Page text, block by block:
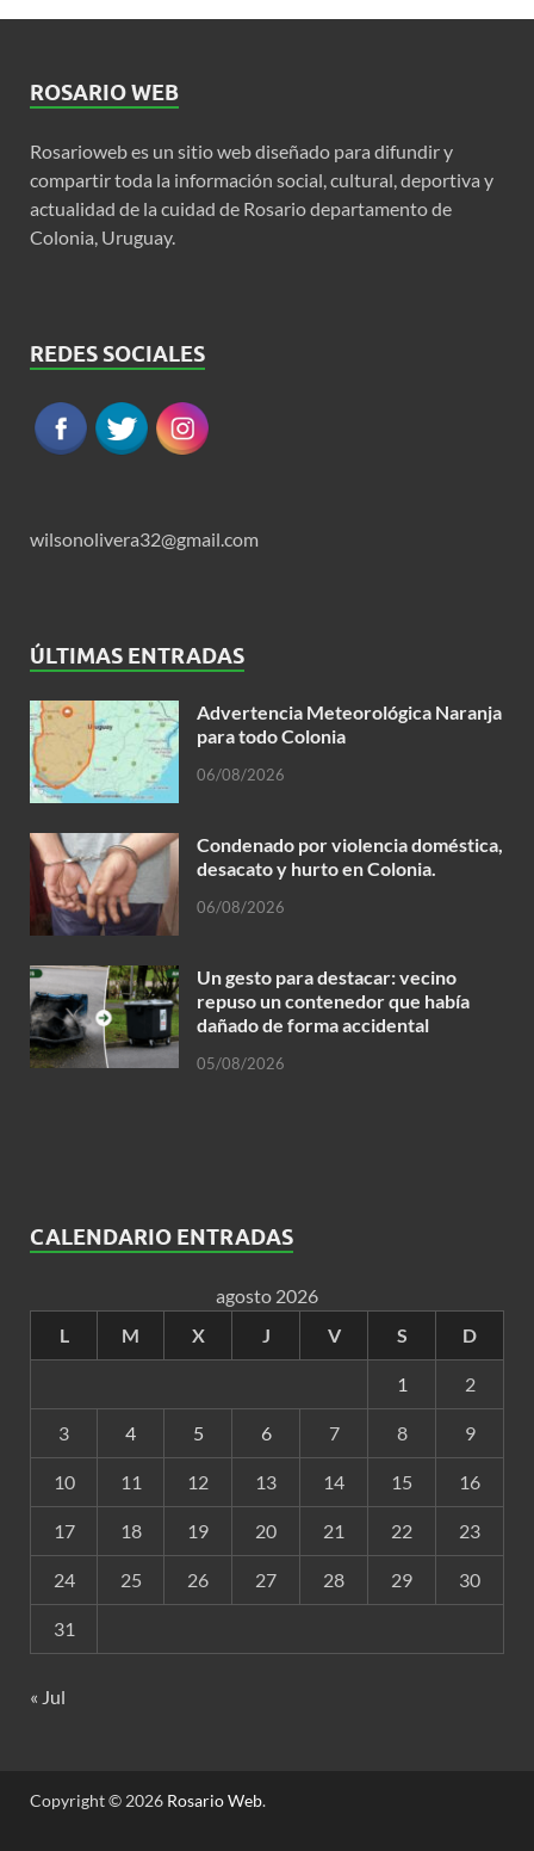
ROSARIO WEB
Rosarioweb es un sitio web diseñado para difundir y
compartir toda la información social, cultural, deportiva y
actualidad de la cuidad de Rosario departamento de
Colonia, Uruguay.
REDES SOCIALES
wilsonolivera32@gmail.com
ÚLTIMAS ENTRADAS
Advertencia Meteorológica Naranja
para todo Colonia
06/08/2026
Condenado por violencia doméstica,
desacato y hurto en Colonia.
06/08/2026
Un gesto para destacar: vecino
repuso un contenedor que había
dañado de forma accidental
05/08/2026
CALENDARIO ENTRADAS
agosto 2026
L
M X J V S D
1 2
3 4 5 6 7 8 9
10 11 12 13 14 15 16
17 18 19 20 21 22 23
24 25 26 27 28 29 30
31
« Jul
Copyright © 2026 Rosario Web.